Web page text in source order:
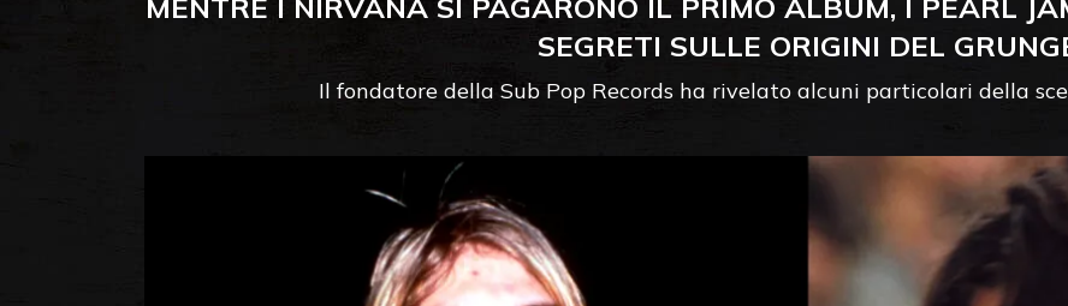
MENTRE I NIRVANA SI PAGARONO IL PRIMO ALBUM, I PEARL
SEGRETI SULLE ORIGINI DEL
Il fondatore della Sub Pop Records ha rivelato alcuni particolari della